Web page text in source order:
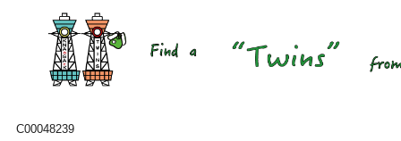
C00048239